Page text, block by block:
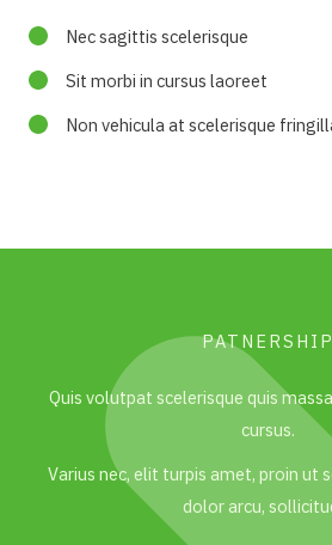
Nec sagittis scelerisque
Sit morbi in cursus laoreet
Non vehicula at scelerisque
PATNERSHIP
Quis volutpat scelerisque quis
cursus.
Varius nec, elit turpis amet, proin ut
dolor arcu,